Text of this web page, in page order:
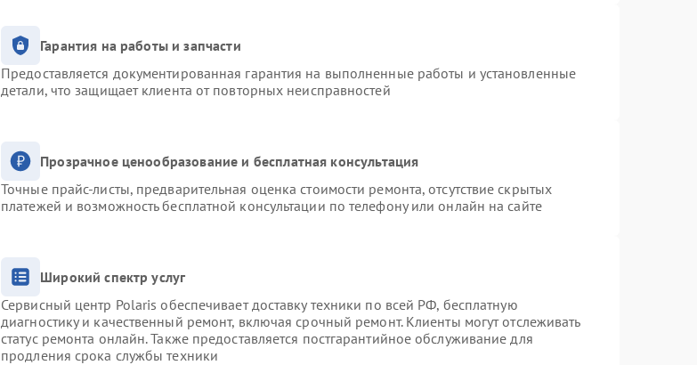
Гарантия на работы и запчасти
Предоставляется документированная гарантия на выполненные работы и установленные
детали, что защищает клиента от повторных неисправностей
Прозрачное ценообразование и бесплатная консультация
Точные прайс-листы, предварительная оценка стоимости ремонта, отсутствие скрытых
платежей и возможность бесплатной консультации по телефону или онлайн на сайте
Широкий спектр услуг
Сервисный центр Polaris обеспечивает доставку техники по всей РФ, бесплатную
диагностику и качественный ремонт, включая срочный ремонт. Клиенты могут отслеживать
статус ремонта онлайн. Также предоставляется постгарантийное обслуживание для
продления срока службы техники